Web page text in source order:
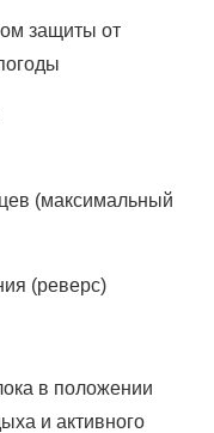
защиты от
(максимальный
(реверс)
в положении
и активного